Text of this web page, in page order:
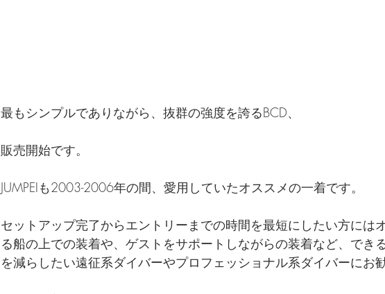
最もシンプルでありながら、抜群の強度を誇るBCD、
販売開始です。
JUMPEIも2003-2006年の間、愛用していたオススメの一着です。
セットアップ完了からエントリーまでの時間を最短にしたい方には
る船の上での装着や、ゲストをサポートしながらの装着など、でき
を減らしたい遠征系ダイバーやプロフェッショナル系ダイバーにお